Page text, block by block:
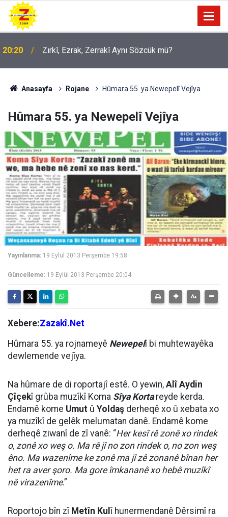
09:56 Ji Zilma Partîzanan Nimûneyeka Piçûk
Anasayfa Rojane Hûmara 55. ya Newepelî Vejîya
Hûmara 55. ya Newepelî Vejîya
Yayınlanma: 19 Eylül 2013 Perşembe 19:58
Güncelleme: 19 Eylül 2013 Perşembe 20:04
Xebere:Zazakî.Net
Hûmara 55. ya rojnameyê Newepelî bi muhtewayêka
dewlemende vejîya.
Na hûmare de di roportajî estê. O yewin, Alî Aydin
Çîçekî grûba muzîkî Koma Sîya Kortareyde kerda.
Endamê kome Umut û Yoldaş derheqê xo û xebata xo
ya muzîkî de gelêk melumatan danê. Endamê kome
derheqê ziwanî de zî vanê: “Her kesî rê zonê xo rindek
o, zonê xo weş o. Ma rê jî no zon rindek o, no zon weş
êno. Ma wazenîme ke zonê ma jî zê zonanê bînan her
het ra aver şoro. Ma gore îmkananê xo hebê muzîkî
nê virazenîme.”
Roportojo bîn zî Metîn Kulî hunermendanê Dêrsimî ra